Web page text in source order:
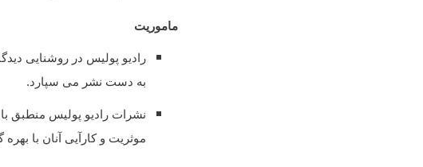
ماموریت
رادیو پولیس در روشنایی
به دست نشر می سپارد.
نشرات رادیو پولیس منطبق
موثریت و کارآیی آنان با